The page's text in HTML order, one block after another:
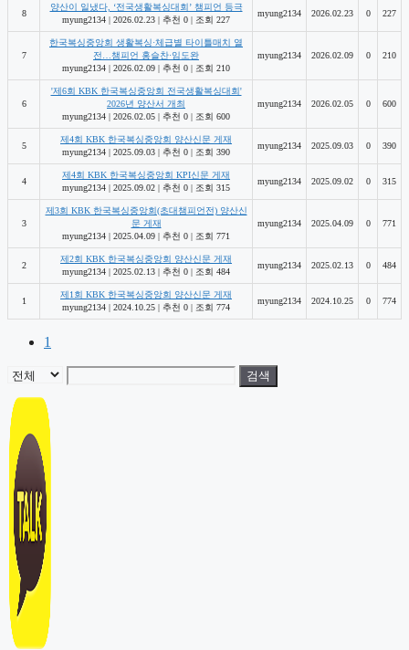
8
양산이 일냈다, ‘전국생활복싱대회’ 챔피언 등극
myung2134 | 2026.02.23 | 추천 0 | 조회 227
myung2134 2026.02.23 0 227
7
한국복싱중앙회 생활복싱·체급별 타이틀매치 열
전…챔피언 홍슬찬·임도완
myung2134 | 2026.02.09 | 추천 0 | 조회 210
myung2134 2026.02.09 0 210
6
'제6회 KBK 한국복싱중앙회 전국생활복싱대회'
2026년 양산서 개최
myung2134 | 2026.02.05 | 추천 0 | 조회 600
myung2134 2026.02.05 0 600
5
제4회 KBK 한국복싱중앙회 양산신문 게재
myung2134 | 2025.09.03 | 추천 0 | 조회 390
myung2134 2025.09.03 0 390
4
제4회 KBK 한국복싱중앙회 KPI신문 게재
myung2134 | 2025.09.02 | 추천 0 | 조회 315
myung2134 2025.09.02 0 315
3
제3회 KBK 한국복싱중앙회(초대챔피언전) 양산신
문 게재
myung2134 | 2025.04.09 | 추천 0 | 조회 771
myung2134 2025.04.09 0 771
2
제2회 KBK 한국복싱중앙회 양산신문 게재
myung2134 | 2025.02.13 | 추천 0 | 조회 484
myung2134 2025.02.13 0 484
1
제1회 KBK 한국복싱중앙회 양산신문 게재
myung2134 | 2024.10.25 | 추천 0 | 조회 774
myung2134 2024.10.25 0 774
1
검색